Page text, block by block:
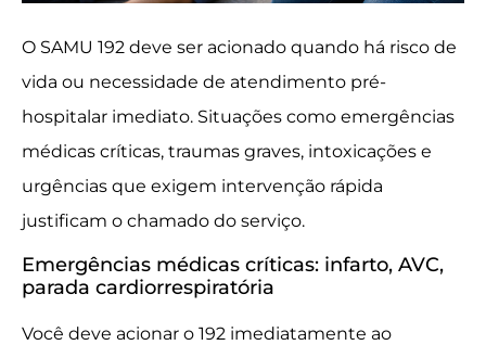
O SAMU 192 deve ser acionado quando há risco de
vida ou necessidade de atendimento pré-
hospitalar imediato. Situações como emergências
médicas críticas, traumas graves, intoxicações e
urgências que exigem intervenção rápida
justificam o chamado do serviço.
Emergências médicas críticas: infarto, AVC,
parada cardiorrespiratória
Você deve acionar o 192 imediatamente ao